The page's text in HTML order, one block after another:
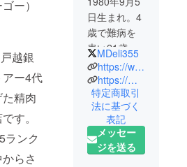
ー）
越銀
ー4代
精肉
す。
ランク
らさ
日生まれ。4
歳で難病を
患い21歳頃
寛解するま
で入退院を
繰り返した
難病サバイ
バー。家族
の急死によ
り家業を継
MDeli355
https://www.instagram.com/meat.deli355/
https://meatdeli355togoshiginza.com/
特定商取引
法に基づく
表記
メッセー
ジを送る